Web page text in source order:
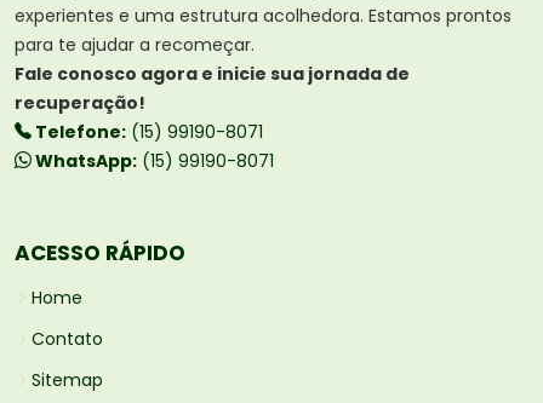
experientes e uma estrutura acolhedora. Estamos prontos
para te ajudar a recomeçar.
Fale conosco agora e inicie sua jornada de
recuperação!
Telefone: (15) 99190-8071
WhatsApp: (15) 99190-8071
ACESSO RÁPIDO
Home
Contato
Sitemap